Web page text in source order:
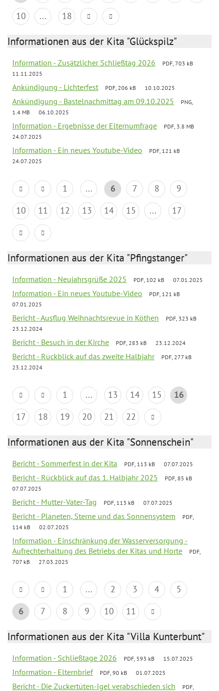
10
... 18
Informationen aus der Kita "Glückspilz"
Information - Zusätzlicher Schließtag 2026
PDF, 703 kB
11.11.2025
Ankündigung - Lichterfest PDF, 206 kB 10.10.2025
Ankündigung - Bastelnachmittag am 09.10.2025
PNG,
1.4 MB
06.10.2025
Information - Ergebnisse der Elternumfrage
PDF, 3.8 MB
24.07.2025
Information - Ein neues Youtube-Video
PDF, 121 kB
24.07.2025
1 ... 6 7 8
9
10
11 12 13 14 15 ... 17
Informationen aus der Kita "Pfingstanger"
Information - Neujahrsgrüße 2025 PDF, 102 kB 07.01.2025
Information - Ein neues Youtube-Video
PDF, 121 kB
07.01.2025
Bericht - Ausflug Weihnachtsrevue in Köthen
PDF, 323 kB
23.12.2024
Bericht - Besuch in der Kirche PDF, 283 kB 23.12.2024
Bericht - Rückblick auf das zweite Halbjahr
PDF, 277 kB
23.12.2024
1 ... 13 14 15
16
17
18 19 20 21 22
Informationen aus der Kita "Sonnenschein"
Bericht - Sommerfest in der Kita PDF, 113 kB 07.07.2025
Bericht - Rückblick auf das 1. Halbjahr 2025
PDF, 85 kB
07.07.2025
Bericht - Mutter-Vater-Tag PDF, 113 kB 07.07.2025
Bericht - Planeten, Sterne und das Sonnensystem
PDF,
114 kB
02.07.2025
Information - Einschränkung der Wasserversorgung -
Aufrechterhaltung des Betriebs der Kitas und Horte
PDF,
707 kB
27.03.2025
1 ... 2 3 4
5
6
7 8 9 10 11
Informationen aus der Kita "Villa Kunterbunt"
Information - Schließtage 2026 PDF, 593 kB 15.07.2025
Information - Elternbrief PDF, 90 kB 01.07.2025
Bericht - Die Zuckertüten-Igel verabschieden sich PDF,